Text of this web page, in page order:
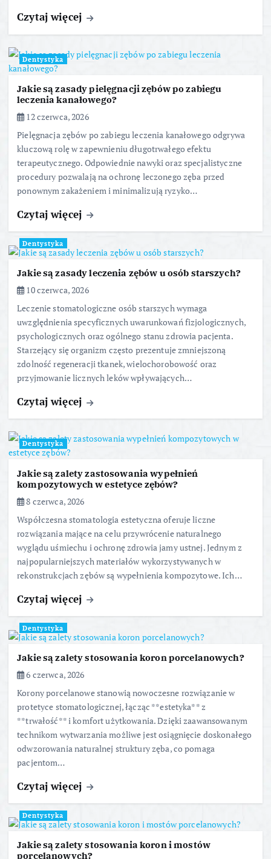
Czytaj więcej
Dentystyka
Jakie są zasady pielęgnacji zębów po zabiegu
leczenia kanałowego?
12 czerwca, 2026
Pielęgnacja zębów po zabiegu leczenia kanałowego odgrywa
kluczową rolę w zapewnieniu długotrwałego efektu
terapeutycznego. Odpowiednie nawyki oraz specjalistyczne
procedury pozwalają na ochronę leczonego zęba przed
ponownym zakażeniem i minimalizują ryzyko…
Czytaj więcej
Dentystyka
Jakie są zasady leczenia zębów u osób starszych?
10 czerwca, 2026
Leczenie stomatologiczne osób starszych wymaga
uwzględnienia specyficznych uwarunkowań fizjologicznych,
psychologicznych oraz ogólnego stanu zdrowia pacjenta.
Starzejący się organizm często prezentuje zmniejszoną
zdolność regeneracji tkanek, wielochorobowość oraz
przyjmowanie licznych leków wpływających…
Czytaj więcej
Dentystyka
Jakie są zalety zastosowania wypełnień
kompozytowych w estetyce zębów?
8 czerwca, 2026
Współczesna stomatologia estetyczna oferuje liczne
rozwiązania mające na celu przywrócenie naturalnego
wyglądu uśmiechu i ochronę zdrowia jamy ustnej. Jednym z
najpopularniejszych materiałów wykorzystywanych w
rekonstrukcjach zębów są wypełnienia kompozytowe. Ich…
Czytaj więcej
Dentystyka
Jakie są zalety stosowania koron porcelanowych?
6 czerwca, 2026
Korony porcelanowe stanowią nowoczesne rozwiązanie w
protetyce stomatologicznej, łącząc **estetyka** z
**trwałość** i komfort użytkowania. Dzięki zaawansowanym
technikom wytwarzania możliwe jest osiągnięcie doskonałego
odwzorowania naturalnej struktury zęba, co pomaga
pacjentom…
Czytaj więcej
Dentystyka
Jakie są zalety stosowania koron i mostów
porcelanowych?